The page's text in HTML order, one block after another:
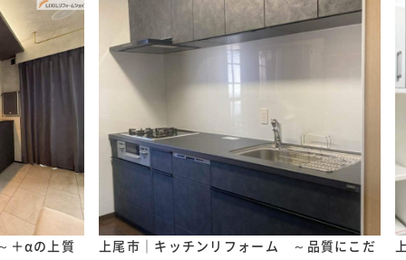
＋αの上質
上尾市｜キッチンリフォーム ～品質にこだ